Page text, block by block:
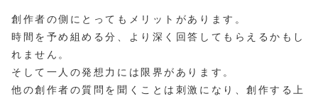
創作者の側にとってもメリットがあります。
時間を予め組める分、より深く回答してもらえるかもし
れません。
そして一人の発想力には限界があります。
他の創作者の質問を聞くことは刺激になり、創作する上